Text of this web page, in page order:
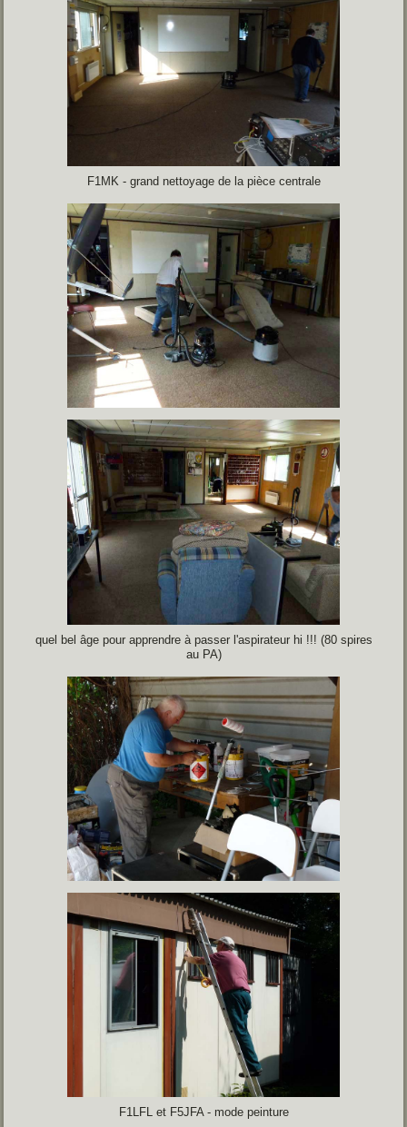
F1MK - grand nettoyage de la pièce centrale
quel bel âge pour apprendre à passer l'aspirateur hi !!! (80 spires
au PA)
F1LFL et F5JFA - mode peinture